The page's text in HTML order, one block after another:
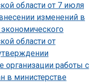
области от 7 июля
изменений в
области от
организации работы с
в министерстве